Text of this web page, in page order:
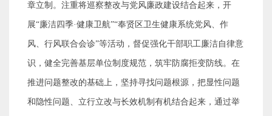
章立制。注重将巡察整改与党风廉政建设结合起来，开
展“廉洁四季·健康卫航”“奉贤区卫生健康系统党风、作
风、行风联合会诊”等活动，督促强化干部职工廉洁自律意
识，健全完善基层单位制度规范，筑牢防腐拒变防线。在
推进问题整改的基础上，坚持寻找问题根源，把显性问题
和隐性问题、立行立改与长效机制有机结合起来，通过举